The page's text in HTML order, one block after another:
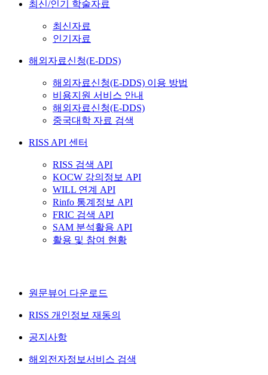
최신/인기 학술자료
최신자료
인기자료
해외자료신청(E-DDS)
해외자료신청(E-DDS) 이용 방법
비용지원 서비스 안내
해외자료신청(E-DDS)
중국대학 자료 검색
RISS API 센터
RISS 검색 API
KOCW 강의정보 API
WILL 연계 API
Rinfo 통계정보 API
FRIC 검색 API
SAM 분석활용 API
활용 및 참여 현황
원문뷰어 다운로드
RISS 개인정보 재동의
공지사항
해외전자정보서비스 검색